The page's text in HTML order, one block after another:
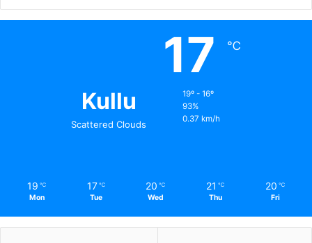
Kullu
Scattered Clouds
17 ℃
19º - 16º
93%
0.37 km/h
19 ℃
Mon
17 ℃
Tue
20 ℃
Wed
21 ℃
Thu
20 ℃
Fri